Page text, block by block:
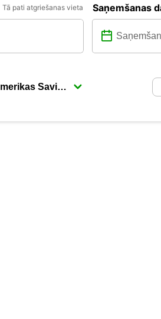
Tā pati atgriešanas vieta Saņemšanas